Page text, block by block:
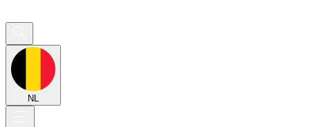
NL